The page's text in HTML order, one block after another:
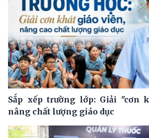
Sắp xếp trường lớp: Giải "cơn
nâng chất lượng giáo dục